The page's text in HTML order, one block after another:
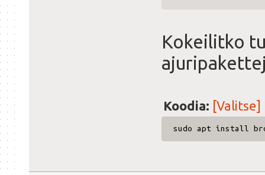
Kokeilitko
Koodia: [Valitse]
sudo apt install